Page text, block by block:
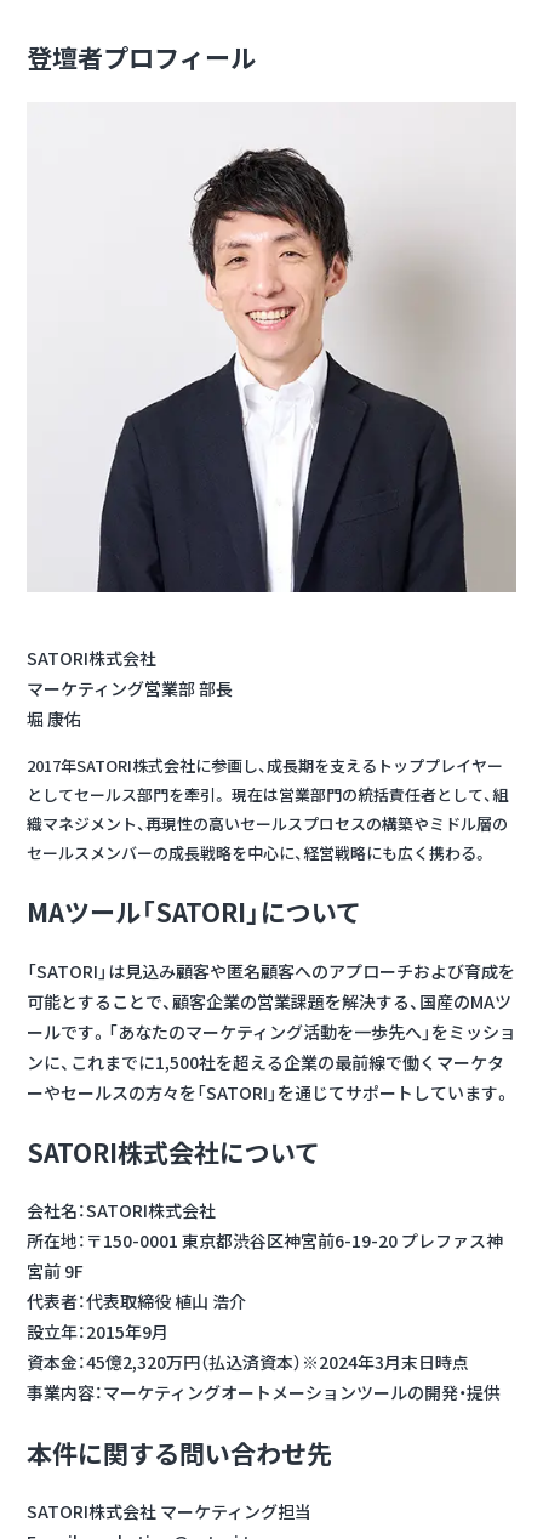
登壇者プロフィール
SATORI株式会社
マーケティング営業部 部長
堀 康佑
2017年SATORI株式会社に参画し、成長期を支えるトッププレイヤー
としてセールス部門を牽引。 現在は営業部門の統括責任者として、組
織マネジメント、再現性の高いセールスプロセスの構築やミドル層の
セールスメンバーの成長戦略を中心に、経営戦略にも広く携わる。
MAツール「SATORI」について
「SATORI」は見込み顧客や匿名顧客へのアプローチおよび育成を
可能とすることで、顧客企業の営業課題を解決する、国産のMAツ
ールです。「あなたのマーケティング活動を一歩先へ」をミッショ
ンに、これまでに1,500社を超える企業の最前線で働くマーケタ
ーやセールスの方々を「SATORI」を通じてサポートしています。
SATORI株式会社について
会社名：SATORI株式会社
所在地：〒150-0001 東京都渋谷区神宮前6-19-20 プレファス神
宮前 9F
代表者：代表取締役 植山 浩介
設立年：2015年9月
資本金：45億2,320万円（払込済資本）※2024年3月末日時点
事業内容：マーケティングオートメーションツールの開発・提供
本件に関する問い合わせ先
SATORI株式会社 マーケティング担当